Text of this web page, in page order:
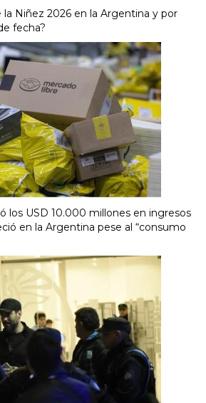
la Niñez 2026 en la Argentina y por
fecha?
los USD 10.000 millones en ingresos
en la Argentina pese al “consumo